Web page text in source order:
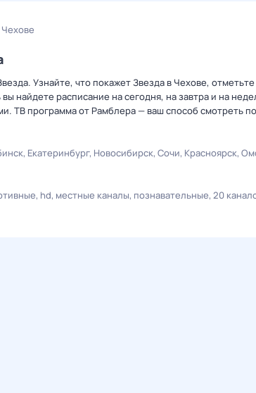
Узнайте, что покажет Звезда в Чехове, отметьте
найдете расписание на сегодня, на завтра и на
ТВ программа от Рамблера — ваш способ смотреть по
Екатеринбург Новосибирск Сочи Красноярск
hd местные каналы познавательные 20